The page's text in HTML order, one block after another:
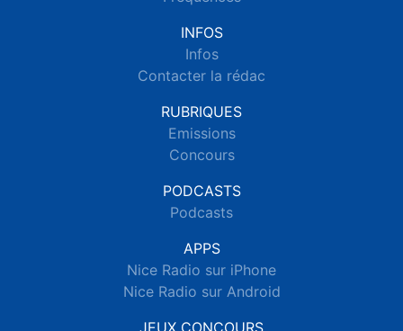
INFOS
Infos
Contacter la rédac
RUBRIQUES
Emissions
Concours
PODCASTS
Podcasts
APPS
Nice Radio sur iPhone
Nice Radio sur Android
JEUX CONCOURS